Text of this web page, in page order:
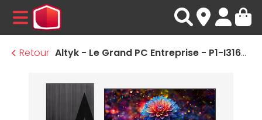
MENU
Retour
Altyk - Le Grand PC Entreprise - P1-I316-N05 + écran WQHD AQ27 Starter Pack